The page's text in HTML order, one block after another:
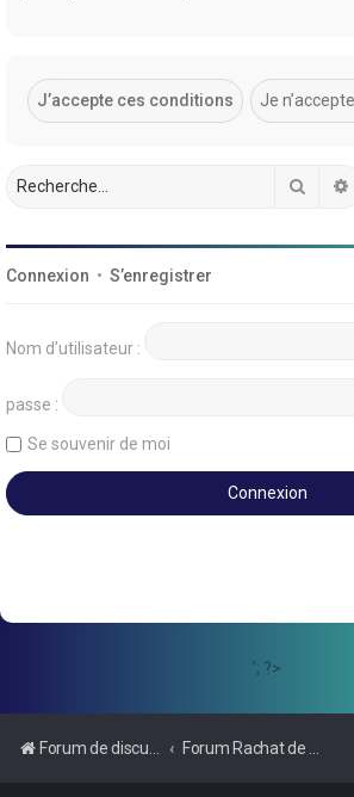
Connexion • S’enregistrer
Nom d’utilisateur :
passe :
Se souvenir de moi
'; ?>
Forum de discussions sur le Regroupement de Crédits et le Rachat de Crédits